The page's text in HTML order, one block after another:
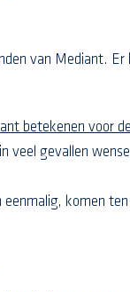
van Mediant.
betekenen voor
veel gevallen
komen